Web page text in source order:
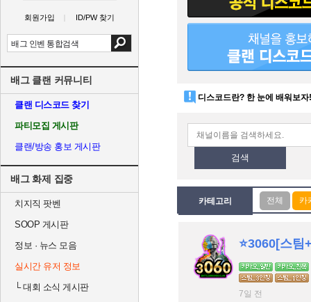
회원가입 ID/PW 찾기
배그 클랜 커뮤니티
클랜 디스코드 찾기
파티모집 게시판
클랜/방송 홍보 게시판
배그 화제 집중
치지직 팟벤
SOOP 게시판
정보 · 뉴스 모음
실시간 유저 정보
└대회 소식 게시판
디스코드란? 한 눈에 배워보자!
검색
카테고리
⭐️3060[스팀
7일 전